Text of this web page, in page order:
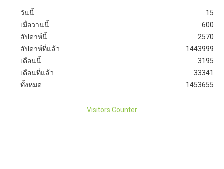
วันนี้
เมื่อวานนี้
สัปดาห์นี้
สัปดาห์ที่แล้ว
เดือนนี้
เดือนที่แล้ว
ทั้งหมด
15
600
2570
1443999
3195
33341
1453655
Visitors Counter